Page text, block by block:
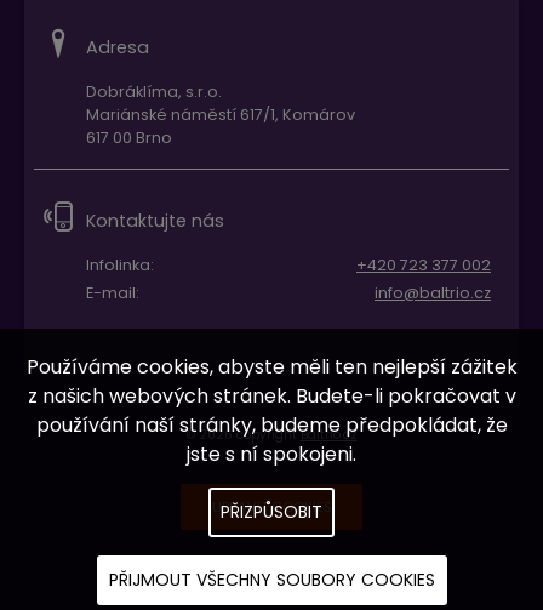
Adresa
Dobráklíma, s.r.o.
Mariánské náměstí 617/1, Komárov
617 00 Brno
Kontaktujte nás
Infolinka:
+420 723 377 002
E-mail:
info@baltrio.cz
© 2026 copyrightBaltrio.cz
UPRAVIT COOKIES
Používáme cookies, abyste měli ten nejlepší zážitek
z našich webových stránek. Budete-li pokračovat v
používání naší stránky, budeme předpokládat, že
jste s ní spokojeni.
PŘIZPŮSOBIT
PŘIJMOUT VŠECHNY SOUBORY COOKIES